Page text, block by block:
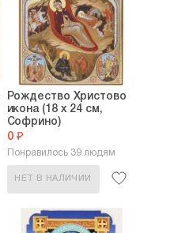
Рождество Христово
икона (18 х 24 см,
Софрино)
0 ₽
Понравилось 39 людям
НЕТ В НАЛИЧИИ